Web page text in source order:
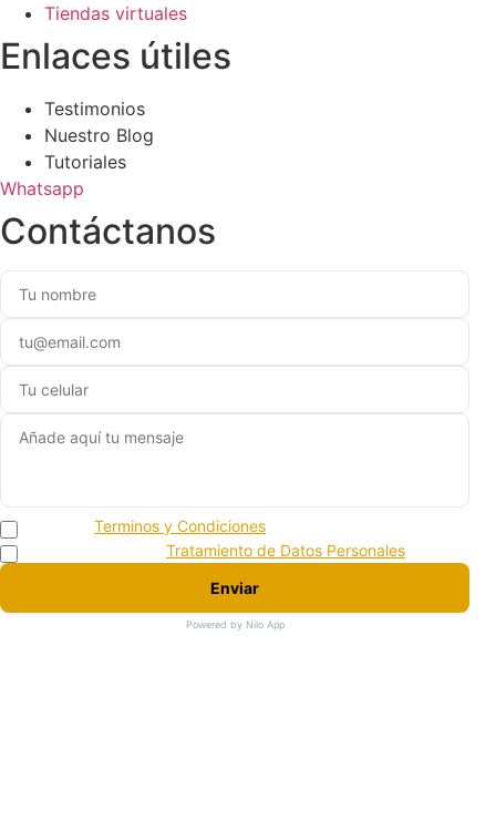
Tiendas virtuales
Enlaces útiles
Testimonios
Nuestro Blog
Tutoriales
Whatsapp
Contáctanos
Terminos y Condiciones
Tratamiento de Datos Personales
Enviar
Powered by Nilo App